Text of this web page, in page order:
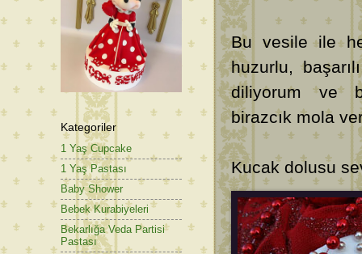
Bu vesile ile
huzurlu,
diliyorum ve
birazcık mola
Kucak dolusu
Kategoriler
1 Yaş Cupcake
1 Yaş Pastası
Baby Shower
Bebek Kurabiyeleri
Bekarlığa Veda Partisi
Pastası